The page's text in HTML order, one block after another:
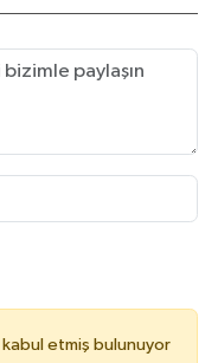
kabul etmiş bulunuyor